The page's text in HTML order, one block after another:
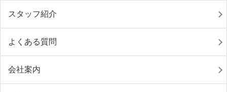
スタッフ紹介
よくある質問
会社案内